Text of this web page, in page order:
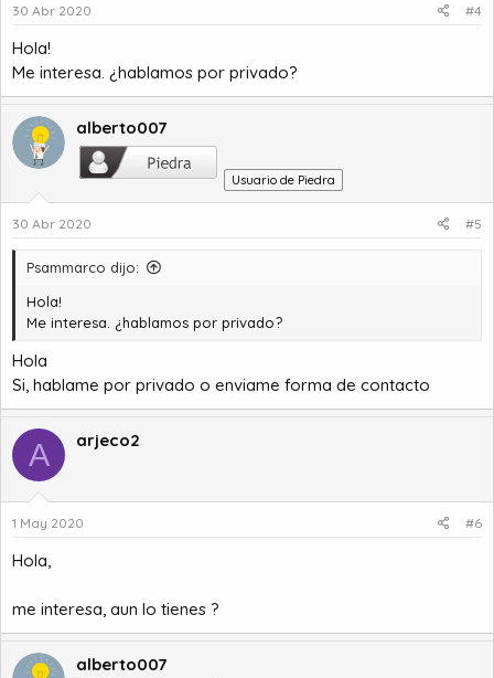
30 Abr 2020 #4
Hola!
Me interesa. ¿hablamos por privado?
alberto007
Usuario de Piedra
30 Abr 2020 #5
Psammarco dijo:
Hola!
Me interesa. ¿hablamos por privado?
Hola
Si, hablame por privado o enviame forma de contacto
A arjeco2
1 May 2020 #6
Hola,
me interesa, aun lo tienes ?
alberto007